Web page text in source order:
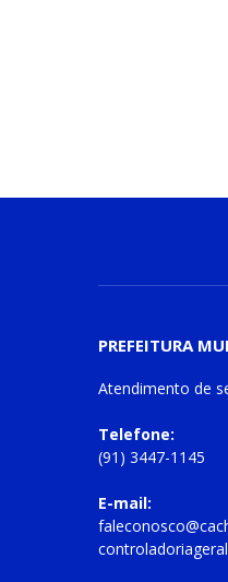
PREFEITURA
Atendimento de
Telefone:
(91) 3447-1145
E-mail: